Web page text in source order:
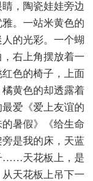
，陶瓷娃娃旁边
。一站米黄色的
的光彩。一个蝴
右上角摆放着一
色的椅子，上面
黄色的却透露着
爱《爱上友谊的
暑假》《给生命
是我的床，天蓝
……天花板上，是
天花板上吊下一